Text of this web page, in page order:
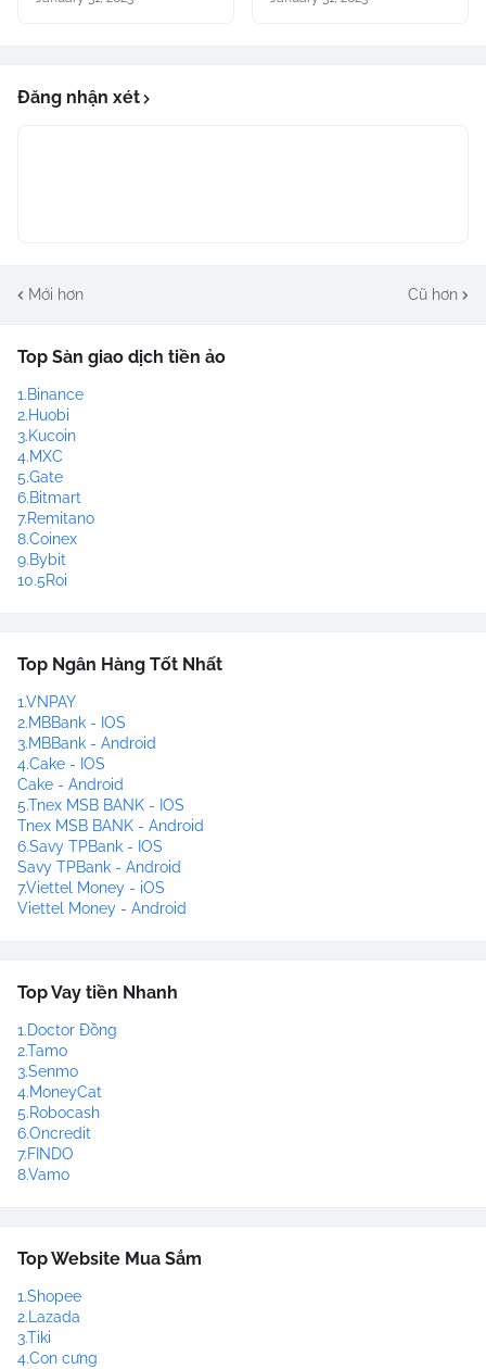
Đăng nhận xét
Mới hơn Cũ hơn
Top Sàn giao dịch tiền ảo
1.Binance
2.Huobi
3.Kucoin
4.MXC
5.Gate
6.Bitmart
7.Remitano
8.Coinex
9.Bybit
10.5Roi
Top Ngân Hàng Tốt Nhất
1.VNPAY
2.MBBank - IOS
3.MBBank - Android
4.Cake - IOS
Cake - Android
5.Tnex MSB BANK - IOS
Tnex MSB BANK - Android
6.Savy TPBank - IOS
Savy TPBank - Android
7.Viettel Money - iOS
Viettel Money - Android
Top Vay tiền Nhanh
1.Doctor Đồng
2.Tamo
3.Senmo
4.MoneyCat
5.Robocash
6.Oncredit
7.FINDO
8.Vamo
Top Website Mua Sắm
1.Shopee
2.Lazada
3.Tiki
4.Con cưng